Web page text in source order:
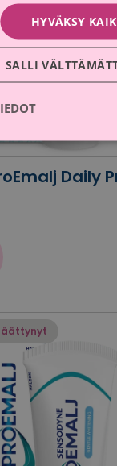
Daily
HYVÄKSY
SALLI